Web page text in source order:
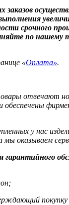
заказов
срочного
по нашему
«Оплата».
отвечают
обеспечены
у нас
мы оказываем
гарантийного
покупку